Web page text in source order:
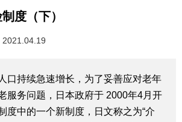
度（下）
2021.04.19
口持续急速增长，为了妥善应对老年
服务问题，日本政府于 2000年4月开
度中的一个新制度，日文称之为“介